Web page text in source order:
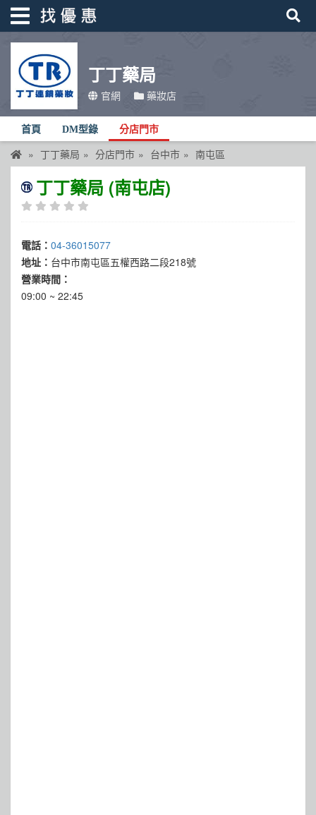
丁丁藥局
官網 藥妝店
首頁 DM型錄 分店門市
丁丁藥局 分店門市 台中市 南屯區
丁丁藥局 (南屯店)
電話： 04-36015077
地址： 台中市南屯區五權西路二段218號
營業時間：
09:00 ~ 22:45
找優惠
優惠活動
折價卷
線上DM
品牌總覽